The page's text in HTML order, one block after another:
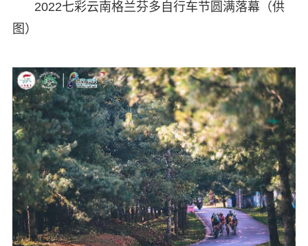
2022七彩云南格兰芬多自行车节圆满落幕（供
图）